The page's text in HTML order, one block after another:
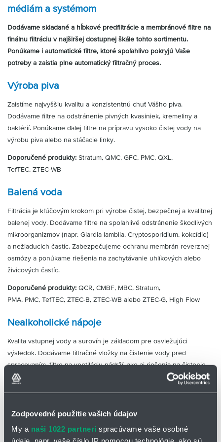
Zodpovedné použitie vašich údajov
My a naši 1022 partneri spracúvame vaše osobné
médiám a systémom
Dodávame skladané a hĺbkové predfiltrácie a membránové filtre na
finálnu filtráciu v najširšej dostupnej škále tohto sortimentu.
Ponúkame i automatické filtre, ktoré spoľahlivo pokryjú Vaše
potreby a zaistia plne automatický filtračný proces.
Výroba piva
Zaistíme najvyššiu kvalitu a konzistentnú chuť Vášho piva.
Dodávame filtre na odstránenie pivných kvasiniek, kremeliny a
baktérií. Ponúkame ďalej filtre na prípravu vysoko čistej vody na
výrobu piva alebo na stáčacie linky.
Doporučené produkty: Stratum, QMC, GFC, PMC, QXL,
TefTEC, ZTEC-WB
Balená voda
Filtrácia je kľúčovým krokom pri výrobe čistej, bezpečnej a kvalitnej
balenej vody. Dodávame filtre na spoľahlivé odstránenie škodlivých
mikroorganizmov (napr. Giardia lamblia, Cryptosporidium, kokcídie)
a nežiaducich častíc. Zabezpečujeme ochranu membrán reverznej
osmózy a ponúkame riešenia na zachytávanie uhlíkových alebo
živicových častíc.
Doporučené produkty: QCR, CMBF, MBC, Stratum,
PMA, PMC, TefTEC, ZTEC-B, ZTEC-WB alebo ZTEC-G, High Flow
Nealkoholické nápoje
Kvalita vstupnej vody a surovín je základom pre osviežujúci
výsledok. Dodávame filtračné vložky na čistenie vody pred
spracovaním, filtre na ventiláciu nádrží, ako aj riešenia na čistenie
aromatických látok, náhradných sladidiel a filtráciu CO₂ – pre
QMC, TefTEC, PMC